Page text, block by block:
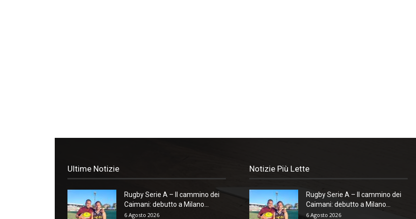
Ultime Notizie
Rugby Serie A – Il cammino dei
Caimani: debutto a Milano...
6 Agosto 2026
Notizie Più Lette
Rugby Serie A – Il cammino dei
Caimani: debutto a Milano...
6 Agosto 2026